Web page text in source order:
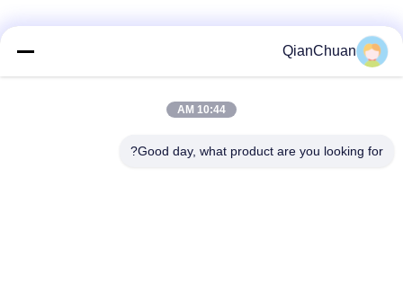
QianChuan
10:44 AM
Good day, what product are you looking for?